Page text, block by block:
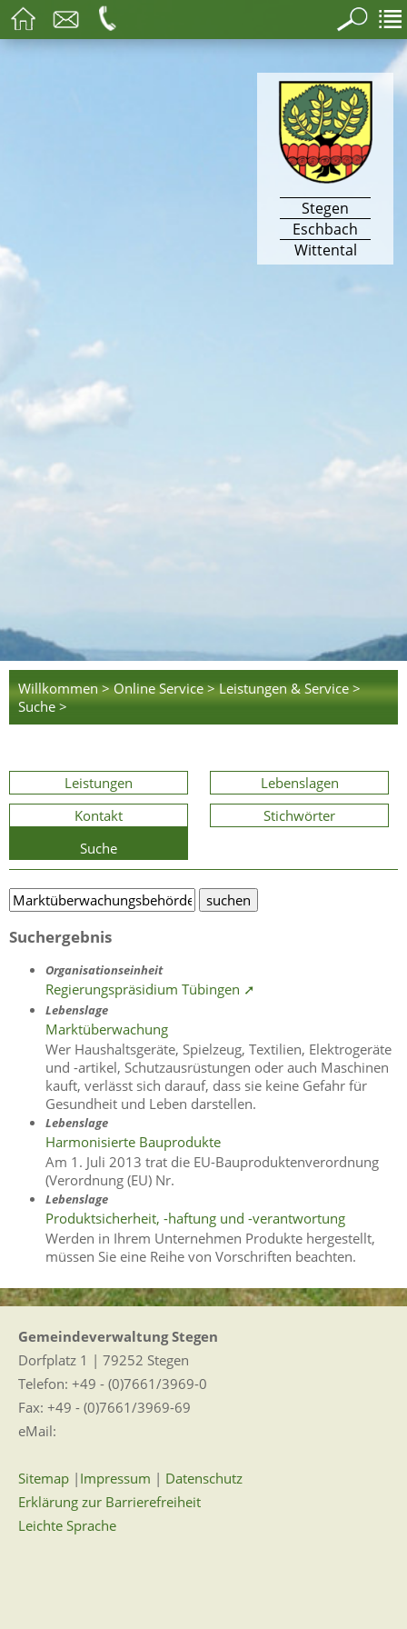
Stegen
Eschbach
Wittental
Willkommen > Online Service > Leistungen & Service >
Suche >
Leistungen
Lebenslagen
Kontakt
Stichwörter
Suche
Suchergebnis
Organisationseinheit
Regierungspräsidium Tübingen ➚
Lebenslage
Marktüberwachung
Wer Haushaltsgeräte, Spielzeug, Textilien, Elektrogeräte
und -artikel, Schutzausrüstungen oder auch Maschinen
kauft, verlässt sich darauf, dass sie keine Gefahr für
Gesundheit und Leben darstellen.
Lebenslage
Harmonisierte Bauprodukte
Am 1. Juli 2013 trat die EU-Bauproduktenverordnung
(Verordnung (EU) Nr.
Lebenslage
Produktsicherheit, -haftung und -verantwortung
Werden in Ihrem Unternehmen Produkte hergestellt,
müssen Sie eine Reihe von Vorschriften beachten.
Gemeindeverwaltung Stegen
Dorfplatz 1 | 79252 Stegen
Telefon: +49 - (0)7661/3969-0
Fax: +49 - (0)7661/3969-69
eMail:
Sitemap | Impressum | Datenschutz
Erklärung zur Barrierefreiheit
Leichte Sprache